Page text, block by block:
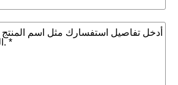
أدخل تفاصيل استفسارك مثل اسم
البصري وما إلى ذلك. *